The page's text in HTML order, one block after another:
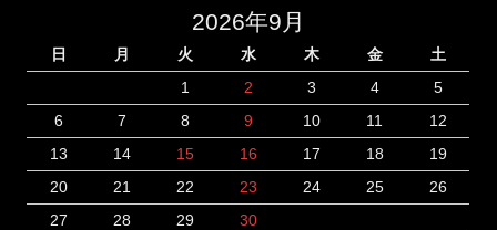
2026年9月
日 月 火 水 木 金
土
1
2 3 4
5
6
7 8 9 10 11
12
13
14 15 16 17 18
19
20
21 22 23 24 25
26
27
28 29 30